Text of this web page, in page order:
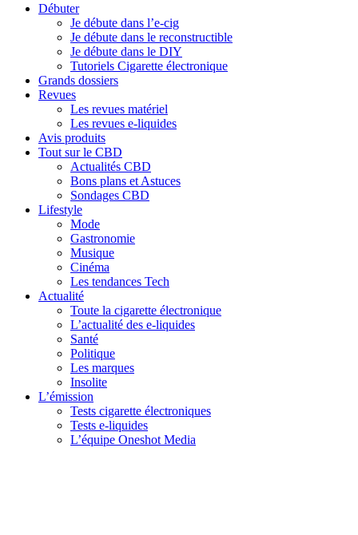
Débuter
Je débute dans l’e-cig
Je débute dans le reconstructible
Je débute dans le DIY
Tutoriels Cigarette électronique
Grands dossiers
Revues
Les revues matériel
Les revues e-liquides
Avis produits
Tout sur le CBD
Actualités CBD
Bons plans et Astuces
Sondages CBD
Lifestyle
Mode
Gastronomie
Musique
Cinéma
Les tendances Tech
Actualité
Toute la cigarette électronique
L’actualité des e-liquides
Santé
Politique
Les marques
Insolite
L’émission
Tests cigarette électroniques
Tests e-liquides
L’équipe Oneshot Media